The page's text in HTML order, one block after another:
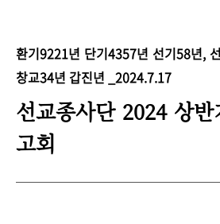
환기9221년 단기4357년 선기58년,
창교34년 갑진년 _2024.7.17
선교종사단 2024 상
고회